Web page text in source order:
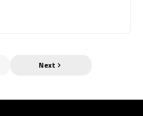
Next